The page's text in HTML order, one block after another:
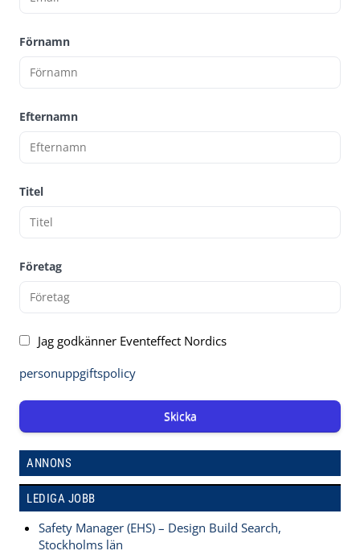
Förnamn
Efternamn
Titel
Företag
Jag godkänner Eventeffect Nordics
personuppgiftspolicy
Skicka
ANNONS
LEDIGA JOBB
Safety Manager (EHS) – Design Build Search,
Stockholms län